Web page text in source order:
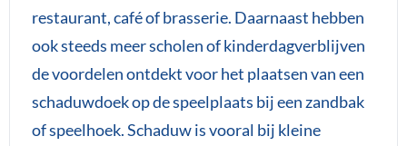
restaurant, café of brasserie. Daarnaast hebben
ook steeds meer scholen of kinderdagverblijven
de voordelen ontdekt voor het plaatsen van een
schaduwdoek op de speelplaats bij een zandbak
of speelhoek. Schaduw is vooral bij kleine